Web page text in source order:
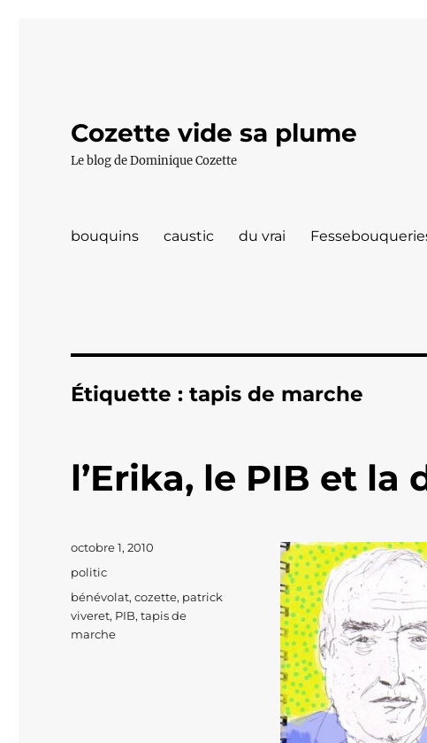
Cozette vide sa plume
Le blog de Dominique Cozette
bouquins caustic du vrai
Étiquette :tapis de marche
l’Erika, le PIB et la
Publié
octobre 1, 2010
Catégories
politic
Étiquettes
bénévolat,cozette, patrick
viveret, PIB,tapis de
marche